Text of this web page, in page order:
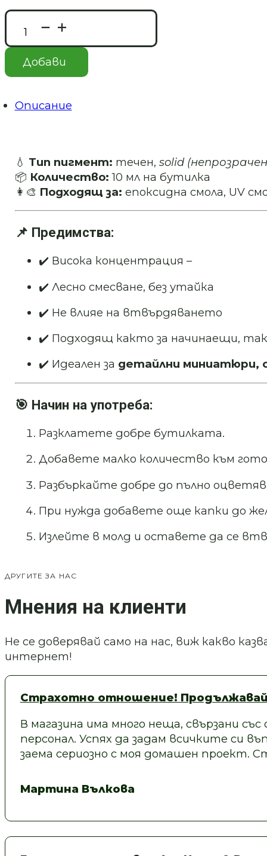
количество
за
Watermelon
Red
(Динено
червено)-
оцветител
Добави
Описание
💧 Тип пигмент: течен, solid
📦 Количество: 10 мл на бутилка
👩‍🎨 Подходящ за: епоксидна смола, UV
📌 Предимства:
✔️ Висока концентрация –
✔️ Лесно смесване, без утайка
✔️ Не влияе на втвърдяването
✔️ Подходящ както за начинаещи,
✔️ Идеален за детайлни миниатюри,
🎯 Начин на употреба:
Разклатете добре бутилката.
Добавете малко количество към
Разбъркайте добре до пълно
При нужда добавете още капки до
Излейте в молд и оставете да се
ДРУГИТЕ ЗА НАС
Мнения на клиенти
Не се доверявай само на нас, виж какво
интернет!
Страхотно отношение!
В магазина има много неща, свързани
персонал. Успях да задам всичките си
заема сериозно с моя домашен
Мартина Вълкова